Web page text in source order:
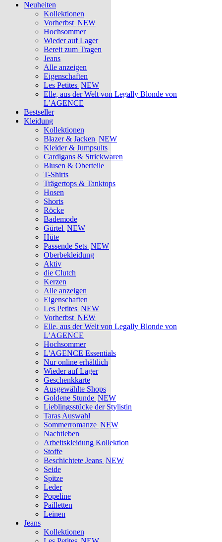
Neuheiten
Kollektionen
Vorherbst NEW
Hochsommer
Wieder auf Lager
Bereit zum Tragen
Jeans
Alle anzeigen
Eigenschaften
Les Petites NEW
Elle, aus der Welt von Legally Blonde von
L’AGENCE
Bestseller
Kleidung
Kollektionen
Blazer & Jacken NEW
Kleider & Jumpsuits
Cardigans & Strickwaren
Blusen & Oberteile
T-Shirts
Trägertops & Tanktops
Hosen
Shorts
Röcke
Bademode
Gürtel NEW
Hüte
Passende Sets NEW
Oberbekleidung
Aktiv
die Clutch
Kerzen
Alle anzeigen
Eigenschaften
Les Petites NEW
Vorherbst NEW
Elle, aus der Welt von Legally Blonde von
L’AGENCE
Hochsommer
L'AGENCE Essentials
Nur online erhältlich
Wieder auf Lager
Geschenkkarte
Ausgewählte Shops
Goldene Stunde NEW
Lieblingsstücke der Stylistin
Taras Auswahl
Sommerromanze NEW
Nachtleben
Arbeitskleidung Kollektion
Stoffe
Beschichtete Jeans NEW
Seide
Spitze
Leder
Popeline
Pailletten
Leinen
Jeans
Kollektionen